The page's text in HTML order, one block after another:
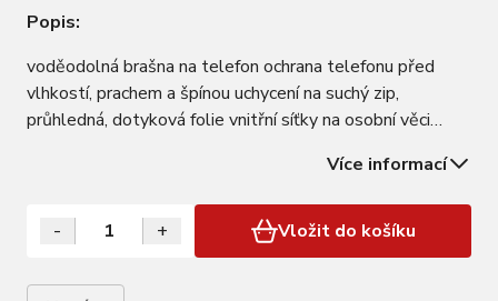
Popis:
voděodolná brašna na telefon ochrana telefonu před
vlhkostí, prachem a špínou uchycení na suchý zip,
průhledná, dotyková folie vnitřní síťky na osobní věci
Více informací
- + Vložit do košíku